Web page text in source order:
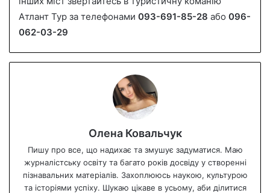
Атлант Тур за телефонами 093-691-85-28 або 096-
062-03-29
Олена Ковальчук
Пишу про все, що надихає та змушує задуматися. Маю
журналістську освіту та багато років досвіду у створенні
пізнавальних матеріалів. Захоплююсь наукою, культурою
та історіями успіху. Шукаю цікаве в усьому, аби ділитися